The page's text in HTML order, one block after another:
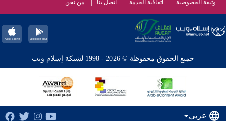
وثيقة الخصوصية اتفاقية الخدمة اتصل بنا من نحن
جميع الحقوق محفوظة © 2026 - 1998 لشبكة إسلام ويب
عربي